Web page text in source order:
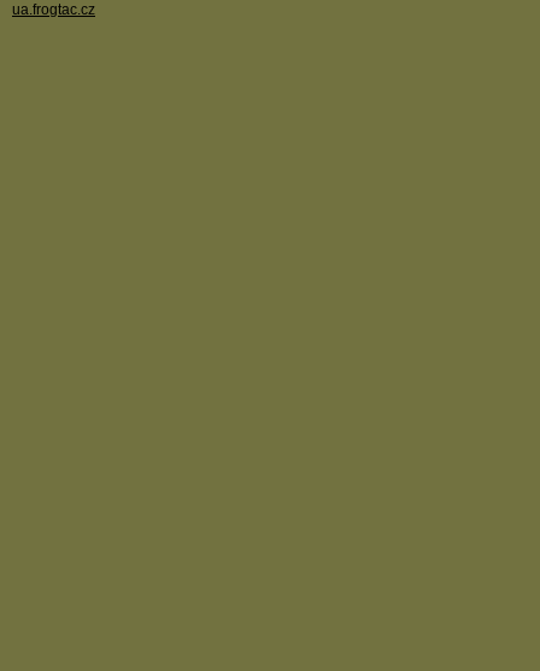
ua.frogtac.cz